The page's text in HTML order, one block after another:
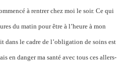
à rentrer chez moi le soir. Ce qui
du matin pour être à l’heure à mon
dans le cadre de l’obligation de soins est
en danger ma santé avec tous ces allers-